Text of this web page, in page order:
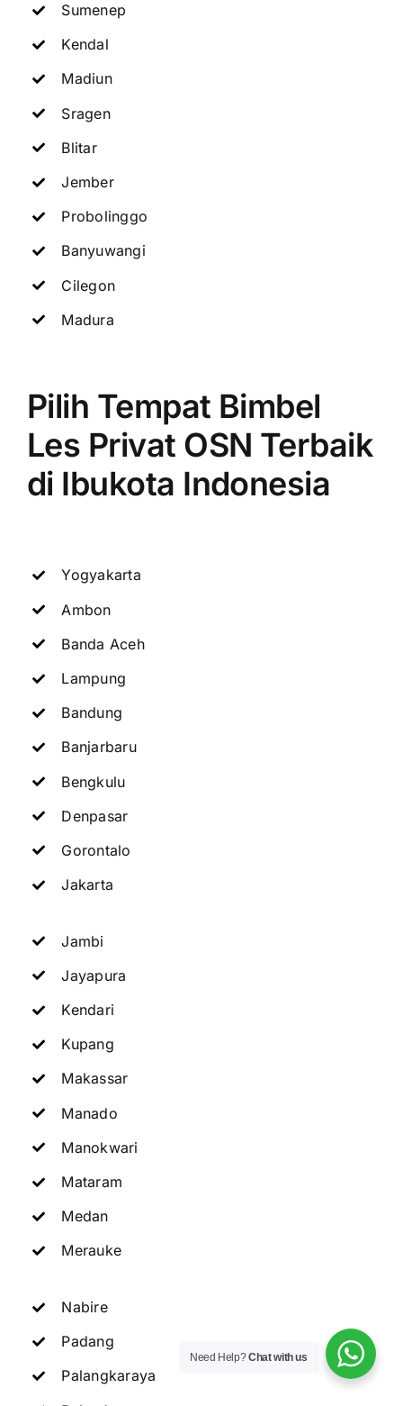
Sumenep
Kendal
Madiun
Sragen
Blitar
Jember
Probolinggo
Banyuwangi
Cilegon
Madura
Pilih Tempat Bimbel
Les Privat OSN Terbaik
di Ibukota Indonesia
Yogyakarta
Ambon
Banda Aceh
Lampung
Bandung
Banjarbaru
Bengkulu
Denpasar
Gorontalo
Jakarta
Jambi
Jayapura
Kendari
Kupang
Makassar
Manado
Manokwari
Mataram
Medan
Merauke
Nabire
Padang
Palangkaraya
Need Help?Chat with us